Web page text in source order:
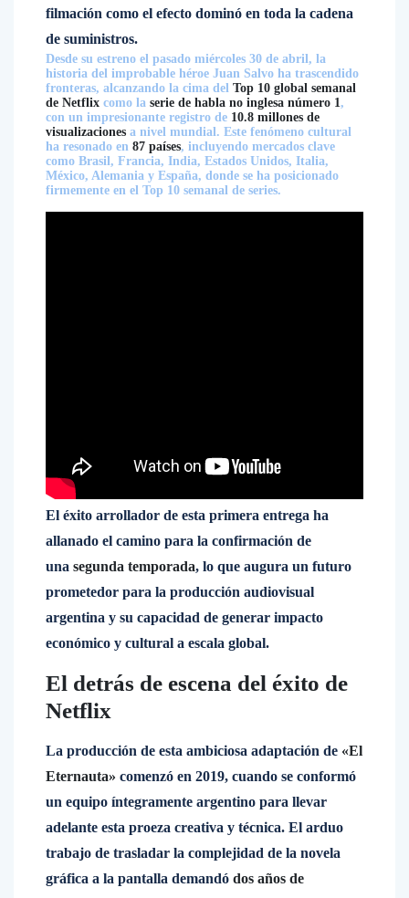
filmación como el efecto dominó en toda la cadena
de suministros.
Desde su estreno el pasado miércoles 30 de abril, la
historia del improbable héroe Juan Salvo ha trascendido
fronteras, alcanzando la cima del Top 10 global semanal
de Netflix como la serie de habla no inglesa número 1,
con un impresionante registro de 10.8 millones de
visualizaciones a nivel mundial. Este fenómeno cultural
ha resonado en 87 países, incluyendo mercados clave
como Brasil, Francia, India, Estados Unidos, Italia,
México, Alemania y España, donde se ha posicionado
firmemente en el Top 10 semanal de series.
El éxito arrollador de esta primera entrega ha
allanado el camino para la confirmación de
una segunda temporada, lo que augura un futuro
prometedor para la producción audiovisual
argentina y su capacidad de generar impacto
económico y cultural a escala global.
El detrás de escena del éxito de
Netflix
La producción de esta ambiciosa adaptación de «El
Eternauta» comenzó en 2019, cuando se conformó
un equipo íntegramente argentino para llevar
adelante esta proeza creativa y técnica. El arduo
trabajo de trasladar la complejidad de la novela
gráfica a la pantalla demandó dos años de